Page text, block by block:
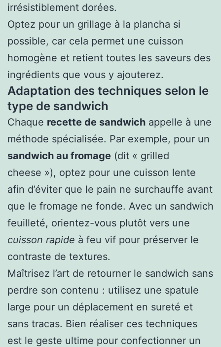
irrésistiblement dorées.
Optez pour un grillage à la plancha si
possible, car cela permet une cuisson
homogène et retient toutes les saveurs des
ingrédients que vous y ajouterez.
Adaptation des techniques selon le
type de sandwich
Chaque recette de sandwich appelle à une
méthode spécialisée. Par exemple, pour un
sandwich au fromage (dit « grilled
cheese »), optez pour une cuisson lente
afin d’éviter que le pain ne surchauffe avant
que le fromage ne fonde. Avec un sandwich
feuilleté, orientez-vous plutôt vers une
cuisson rapide à feu vif pour préserver le
contraste de textures.
Maîtrisez l’art de retourner le sandwich sans
perdre son contenu : utilisez une spatule
large pour un déplacement en sureté et
sans tracas. Bien réaliser ces techniques
est le geste ultime pour confectionner un